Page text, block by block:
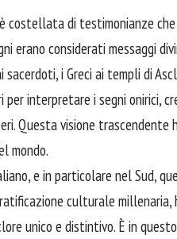
costellata di testimonianze
erano considerati messaggi
i Greci ai templi di
per interpretare i segni onirici,
Questa visione
mondo.
e in particolare nel Sud,
culturale
unico e distintivo. È in